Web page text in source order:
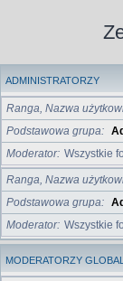
ADMINISTRATORZY
Ranga, Nazwa
Podstawowa grupa
Moderator Wszystkie
Ranga, Nazwa
Podstawowa grupa
Moderator Wszystkie
MODERATORZY